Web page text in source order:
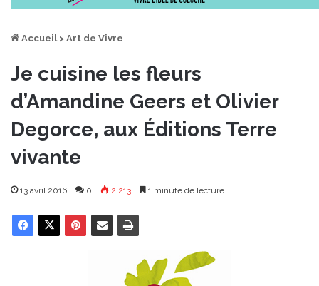
Accueil > Art de Vivre
Je cuisine les fleurs
d’Amandine Geers et Olivier
Degorce, aux Éditions Terre
vivante
13 avril 2016 0 2 213 1 minute de lecture